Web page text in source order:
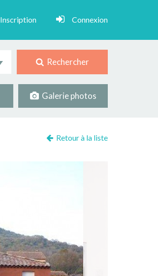
Inscription Connexion
Rechercher
Galerie photos
Retour à la liste